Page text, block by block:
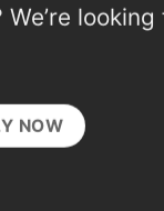
looking
NOW